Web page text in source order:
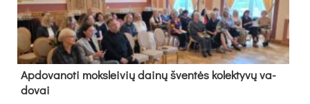
Ap­do­va­no­ti moks­lei­vių dai­nų šven­tės ko­lek­ty­vų va­
do­vai